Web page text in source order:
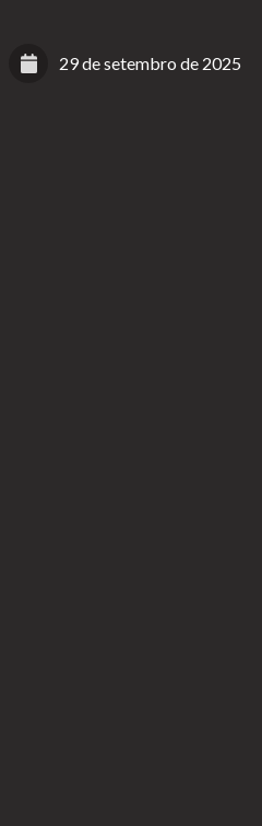
29 de setembro de 2025